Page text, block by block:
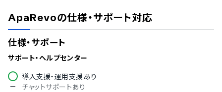
ApaRevoの仕様・サポート対応
仕様・サポート
サポート・ヘルプセンター
導入支援・運用支援あり
チャットサポートあり